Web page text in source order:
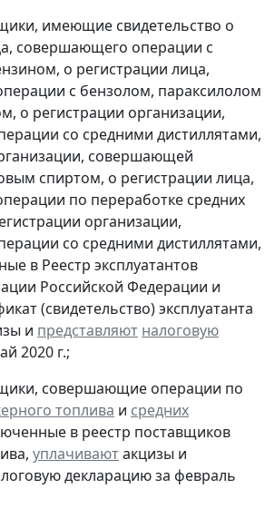
имеющие свидетельство о
совершающего операции с
о регистрации лица,
с бензолом, параксилолом
о регистрации организации,
со средними дистиллятами,
совершающей
спиртом, о регистрации лица,
по переработке средних
организации,
со средними дистиллятами,
в Реестр эксплуатантов
Российской Федерации и
(свидетельство) эксплуатанта
и представляют налоговую
2020 г.;
совершающие операции по
топлива и средних
в реестр поставщиков
уплачиваютакцизы и
декларацию за февраль